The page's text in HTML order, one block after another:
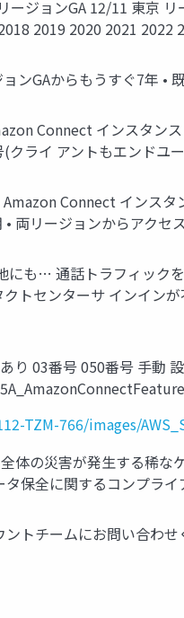
ジョンGA 12/11 東京
2019 2020 2021 2022
ンGAからもうすぐ7年 •
Connect インスタン
ライ アントもエンド
Connect インス
両リージョンからアク
も… 通話トラフィック
トセンターサ インイン
あり 03番号 050番号 手
TZM-766/images/
体の災害が発⽣する稀
保全に関するコンプラ
ントチームにお問い合わせ